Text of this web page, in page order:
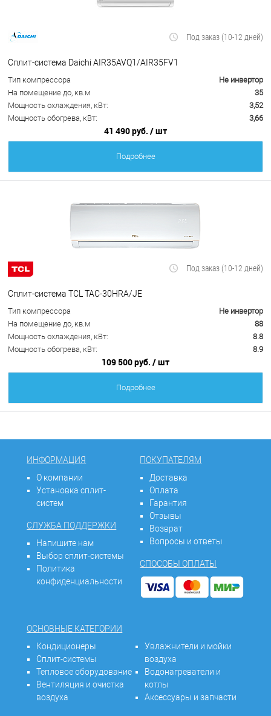
Под заказ (10-12 дней)
Сплит-система Daichi AIR35AVQ1/AIR35FV1
Тип компрессора
Не инвертор
На помещение до, кв.м
35
Мощность охлаждения, кВт:
3,52
Мощность обогрева, кВт:
3,66
41 490 руб. / шт
Подробнее
Под заказ (10-12 дней)
Сплит-система TCL TAC-30HRA/JE
Тип компрессора
Не инвертор
На помещение до, кв.м
88
Мощность охлаждения, кВт:
8.8
Мощность обогрева, кВт:
8.9
109 500 руб. / шт
Подробнее
ИНФОРМАЦИЯ
О компании
Установка сплит-
систем
СЛУЖБА ПОДДЕРЖКИ
Напишите нам
Выбор сплит-системы
Политика
конфиденциальности
ПОКУПАТЕЛЯМ
Доставка
Оплата
Гарантия
Отзывы
Возврат
Вопросы и ответы
СПОСОБЫ ОПЛАТЫ
ОСНОВНЫЕ КАТЕГОРИИ
Кондиционеры
Сплит-системы
Тепловое оборудование
Вентиляция и очистка
воздуха
Увлажнители и мойки
воздуха
Водонагреватели и
котлы
Аксессуары и запчасти